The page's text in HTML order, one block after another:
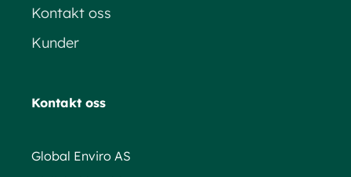
Kontakt oss
Kunder
Kontakt oss
Global Enviro AS